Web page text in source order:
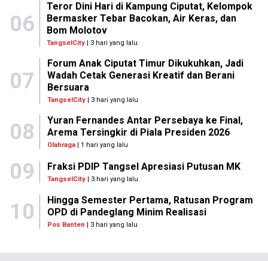
06
Teror Dini Hari di Kampung Ciputat, Kelompok
Bermasker Tebar Bacokan, Air Keras, dan
Bom Molotov
TangselCity | 3 hari yang lalu
07
Forum Anak Ciputat Timur Dikukuhkan, Jadi
Wadah Cetak Generasi Kreatif dan Berani
Bersuara
TangselCity| 3 hari yang lalu
08
Yuran Fernandes Antar Persebaya ke Final,
Arema Tersingkir di Piala Presiden 2026
Olahraga| 1 hari yang lalu
09 Fraksi PDIP Tangsel Apresiasi Putusan MK
TangselCity | 3 hari yang lalu
10
Hingga Semester Pertama, Ratusan Program
OPD di Pandeglang Minim Realisasi
Pos Banten | 3 hari yang lalu